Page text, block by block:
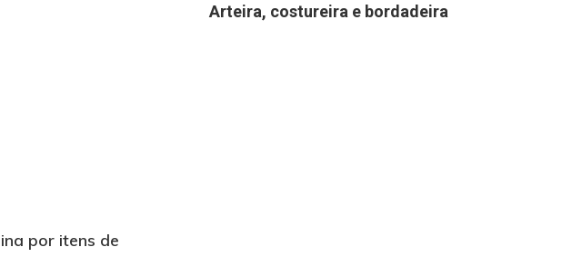
por itens de
Arteira, costureira e bordadeira